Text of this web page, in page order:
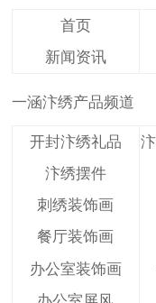
首页
新闻资讯
一涵汴绣产品频道
开封汴绣礼品
汴绣摆件
刺绣装饰画
餐厅装饰画
办公室装饰画